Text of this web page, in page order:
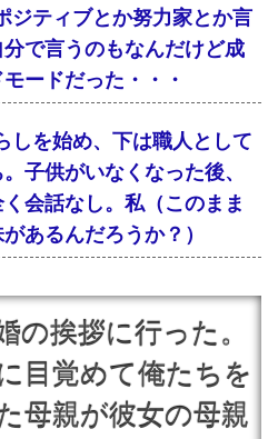
ジティブとか努力家とか言
で言うのもなんだけど成
ードだった・・・
しを始め、下は職人として
子供がいなくなった後、
会話なし。私（このまま
あるんだろうか？）
の挨拶に行った。
目覚めて俺たちを
母親が彼女の母親